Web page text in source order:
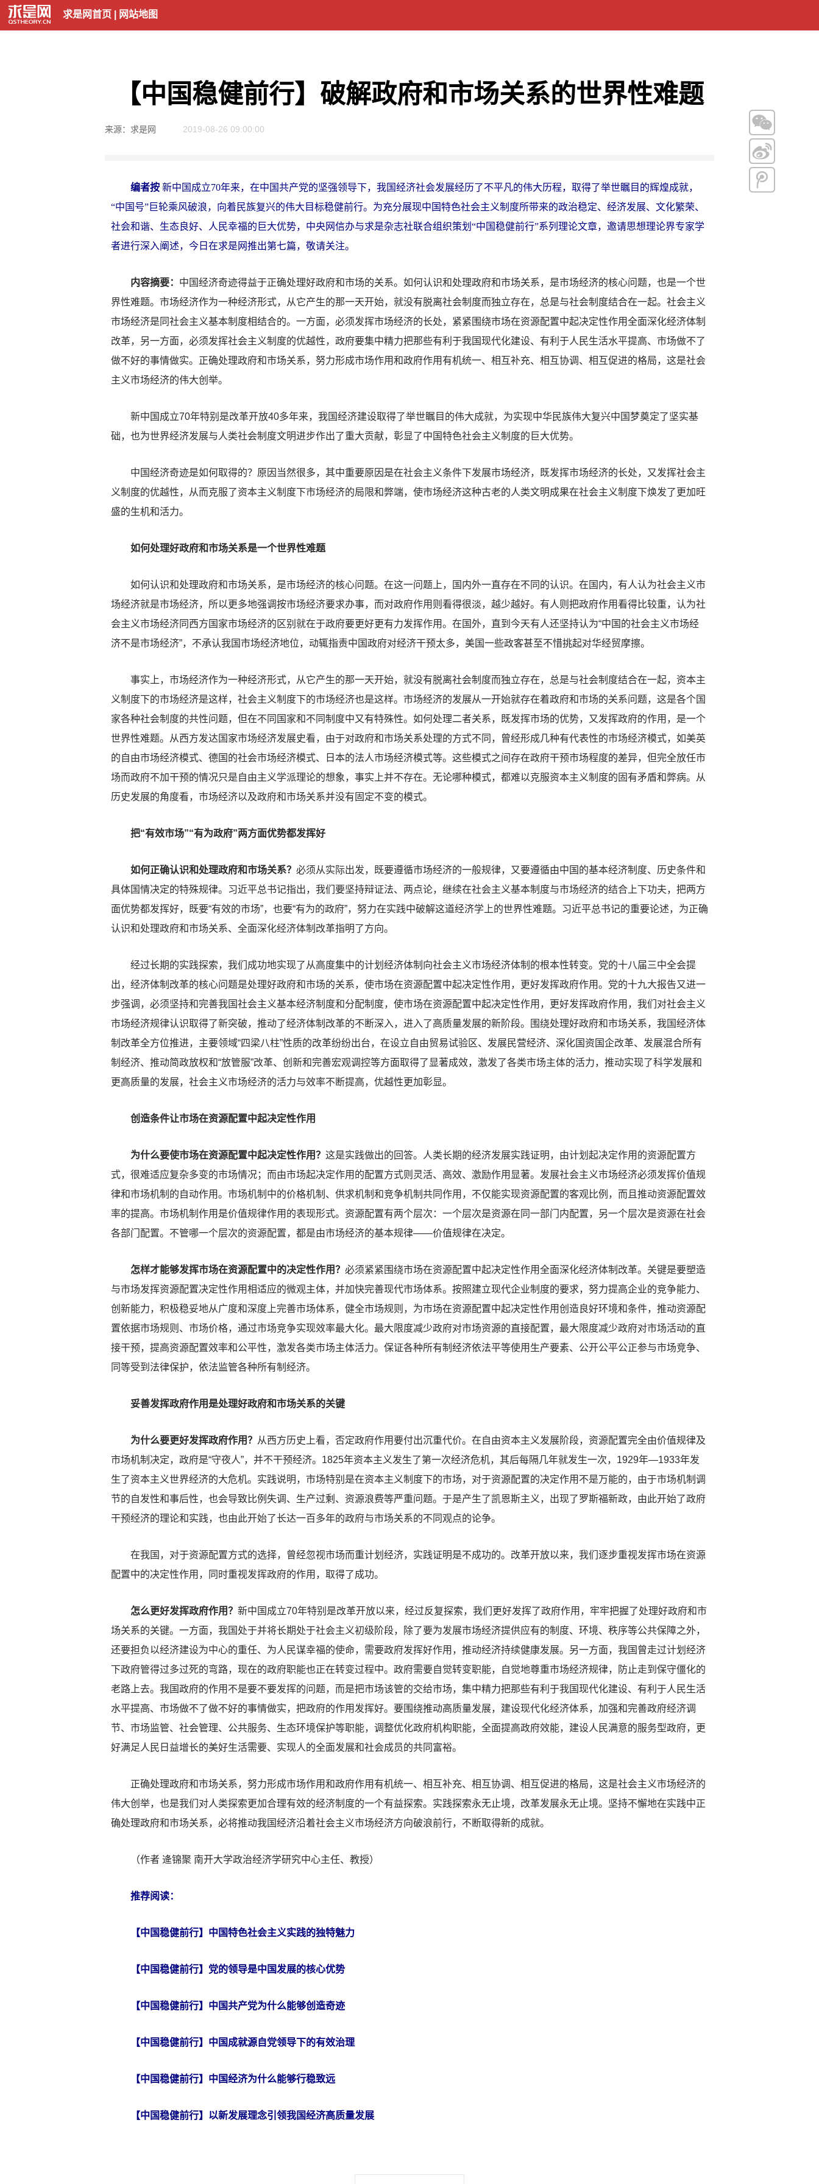
求是网首页 网站地图
【中国稳健前行】破解政府和市场关系的世界性难题
来源：求是网 2019-08-26 09:00:00
编者按 新中国成立70年来，在中国共产党的坚强领导下，我国经济社会发展经历了不平凡的伟大历程，取得了举世瞩目的辉煌成就，
“中国号”巨轮乘风破浪，向着民族复兴的伟大目标稳健前行。为充分展现中国特色社会主义制度所带来的政治稳定、经济发展、文化繁荣、
社会和谐、生态良好、人民幸福的巨大优势，中央网信办与求是杂志社联合组织策划“中国稳健前行”系列理论文章，邀请思想理论界专家学
者进行深入阐述，今日在求是网推出第七篇，敬请关注。
内容摘要： 中国经济奇迹得益于正确处理好政府和市场的关系。如何认识和处理政府和市场关系，是市场经济的核心问题，也是一个世
界性难题。市场经济作为一种经济形式，从它产生的那一天开始，就没有脱离社会制度而独立存在，总是与社会制度结合在一起。社会主义
市场经济是同社会主义基本制度相结合的。一方面，必须发挥市场经济的长处，紧紧围绕市场在资源配置中起决定性作用全面深化经济体制
改革，另一方面，必须发挥社会主义制度的优越性，政府要集中精力把那些有利于我国现代化建设、有利于人民生活水平提高、市场做不了
做不好的事情做实。正确处理政府和市场关系，努力形成市场作用和政府作用有机统一、相互补充、相互协调、相互促进的格局，这是社会
主义市场经济的伟大创举。
新中国成立70年特别是改革开放40多年来，我国经济建设取得了举世瞩目的伟大成就，为实现中华民族伟大复兴中国梦奠定了坚实基
础，也为世界经济发展与人类社会制度文明进步作出了重大贡献，彰显了中国特色社会主义制度的巨大优势。
中国经济奇迹是如何取得的？原因当然很多，其中重要原因是在社会主义条件下发展市场经济，既发挥市场经济的长处，又发挥社会主
义制度的优越性，从而克服了资本主义制度下市场经济的局限和弊端，使市场经济这种古老的人类文明成果在社会主义制度下焕发了更加旺
盛的生机和活力。
如何处理好政府和市场关系是一个世界性难题
如何认识和处理政府和市场关系，是市场经济的核心问题。在这一问题上，国内外一直存在不同的认识。在国内，有人认为社会主义市
场经济就是市场经济，所以更多地强调按市场经济要求办事，而对政府作用则看得很淡，越少越好。有人则把政府作用看得比较重，认为社
会主义市场经济同西方国家市场经济的区别就在于政府要更好更有力发挥作用。在国外，直到今天有人还坚持认为“中国的社会主义市场经
济不是市场经济”，不承认我国市场经济地位，动辄指责中国政府对经济干预太多，美国一些政客甚至不惜挑起对华经贸摩擦。
事实上，市场经济作为一种经济形式，从它产生的那一天开始，就没有脱离社会制度而独立存在，总是与社会制度结合在一起，资本主
义制度下的市场经济是这样，社会主义制度下的市场经济也是这样。市场经济的发展从一开始就存在着政府和市场的关系问题，这是各个国
家各种社会制度的共性问题，但在不同国家和不同制度中又有特殊性。如何处理二者关系，既发挥市场的优势，又发挥政府的作用，是一个
世界性难题。从西方发达国家市场经济发展史看，由于对政府和市场关系处理的方式不同，曾经形成几种有代表性的市场经济模式，如美英
的自由市场经济模式、德国的社会市场经济模式、日本的法人市场经济模式等。这些模式之间存在政府干预市场程度的差异，但完全放任市
场而政府不加干预的情况只是自由主义学派理论的想象，事实上并不存在。无论哪种模式，都难以克服资本主义制度的固有矛盾和弊病。从
历史发展的角度看，市场经济以及政府和市场关系并没有固定不变的模式。
把“有效市场”“有为政府”两方面优势都发挥好
如何正确认识和处理政府和市场关系？ 必须从实际出发，既要遵循市场经济的一般规律，又要遵循由中国的基本经济制度、历史条件和
具体国情决定的特殊规律。习近平总书记指出，我们要坚持辩证法、两点论，继续在社会主义基本制度与市场经济的结合上下功夫，把两方
面优势都发挥好，既要“有效的市场”，也要“有为的政府”，努力在实践中破解这道经济学上的世界性难题。习近平总书记的重要论述，为正确
认识和处理政府和市场关系、全面深化经济体制改革指明了方向。
经过长期的实践探索，我们成功地实现了从高度集中的计划经济体制向社会主义市场经济体制的根本性转变。党的十八届三中全会提
出，经济体制改革的核心问题是处理好政府和市场的关系，使市场在资源配置中起决定性作用，更好发挥政府作用。党的十九大报告又进一
步强调，必须坚持和完善我国社会主义基本经济制度和分配制度，使市场在资源配置中起决定性作用，更好发挥政府作用，我们对社会主义
市场经济规律认识取得了新突破，推动了经济体制改革的不断深入，进入了高质量发展的新阶段。围绕处理好政府和市场关系，我国经济体
制改革全方位推进，主要领域“四梁八柱”性质的改革纷纷出台，在设立自由贸易试验区、发展民营经济、深化国资国企改革、发展混合所有
制经济、推动简政放权和“放管服”改革、创新和完善宏观调控等方面取得了显著成效，激发了各类市场主体的活力，推动实现了科学发展和
更高质量的发展，社会主义市场经济的活力与效率不断提高，优越性更加彰显。
创造条件让市场在资源配置中起决定性作用
为什么要使市场在资源配置中起决定性作用？ 这是实践做出的回答。人类长期的经济发展实践证明，由计划起决定作用的资源配置方
式，很难适应复杂多变的市场情况；而由市场起决定作用的配置方式则灵活、高效、激励作用显著。发展社会主义市场经济必须发挥价值规
律和市场机制的自动作用。市场机制中的价格机制、供求机制和竞争机制共同作用，不仅能实现资源配置的客观比例，而且推动资源配置效
率的提高。市场机制作用是价值规律作用的表现形式。资源配置有两个层次：一个层次是资源在同一部门内配置，另一个层次是资源在社会
各部门配置。不管哪一个层次的资源配置，都是由市场经济的基本规律——价值规律在决定。
怎样才能够发挥市场在资源配置中的决定性作用？ 必须紧紧围绕市场在资源配置中起决定性作用全面深化经济体制改革。关键是要塑造
与市场发挥资源配置决定性作用相适应的微观主体，并加快完善现代市场体系。按照建立现代企业制度的要求，努力提高企业的竞争能力、
创新能力，积极稳妥地从广度和深度上完善市场体系，健全市场规则，为市场在资源配置中起决定性作用创造良好环境和条件，推动资源配
置依据市场规则、市场价格，通过市场竞争实现效率最大化。最大限度减少政府对市场资源的直接配置，最大限度减少政府对市场活动的直
接干预，提高资源配置效率和公平性，激发各类市场主体活力。保证各种所有制经济依法平等使用生产要素、公开公平公正参与市场竞争、
同等受到法律保护，依法监管各种所有制经济。
妥善发挥政府作用是处理好政府和市场关系的关键
为什么要更好发挥政府作用？ 从西方历史上看，否定政府作用要付出沉重代价。在自由资本主义发展阶段，资源配置完全由价值规律及
市场机制决定，政府是“守夜人”，并不干预经济。1825年资本主义发生了第一次经济危机，其后每隔几年就发生一次，1929年—1933年发
生了资本主义世界经济的大危机。实践说明，市场特别是在资本主义制度下的市场，对于资源配置的决定作用不是万能的，由于市场机制调
节的自发性和事后性，也会导致比例失调、生产过剩、资源浪费等严重问题。于是产生了凯恩斯主义，出现了罗斯福新政，由此开始了政府
干预经济的理论和实践，也由此开始了长达一百多年的政府与市场关系的不同观点的论争。
在我国，对于资源配置方式的选择，曾经忽视市场而重计划经济，实践证明是不成功的。改革开放以来，我们逐步重视发挥市场在资源
配置中的决定性作用，同时重视发挥政府的作用，取得了成功。
怎么更好发挥政府作用？ 新中国成立70年特别是改革开放以来，经过反复探索，我们更好发挥了政府作用，牢牢把握了处理好政府和市
场关系的关键。一方面，我国处于并将长期处于社会主义初级阶段，除了要为发展市场经济提供应有的制度、环境、秩序等公共保障之外，
还要担负以经济建设为中心的重任、为人民谋幸福的使命，需要政府发挥好作用，推动经济持续健康发展。另一方面，我国曾走过计划经济
下政府管得过多过死的弯路，现在的政府职能也正在转变过程中。政府需要自觉转变职能，自觉地尊重市场经济规律，防止走到保守僵化的
老路上去。我国政府的作用不是要不要发挥的问题，而是把市场该管的交给市场，集中精力把那些有利于我国现代化建设、有利于人民生活
水平提高、市场做不了做不好的事情做实，把政府的作用发挥好。要围绕推动高质量发展，建设现代化经济体系，加强和完善政府经济调
节、市场监管、社会管理、公共服务、生态环境保护等职能，调整优化政府机构职能，全面提高政府效能，建设人民满意的服务型政府，更
好满足人民日益增长的美好生活需要、实现人的全面发展和社会成员的共同富裕。
正确处理政府和市场关系，努力形成市场作用和政府作用有机统一、相互补充、相互协调、相互促进的格局，这是社会主义市场经济的
伟大创举，也是我们对人类探索更加合理有效的经济制度的一个有益探索。实践探索永无止境，改革发展永无止境。坚持不懈地在实践中正
确处理政府和市场关系，必将推动我国经济沿着社会主义市场经济方向破浪前行，不断取得新的成就。
（作者 逄锦聚 南开大学政治经济学研究中心主任、教授）
推荐阅读：
【中国稳健前行】中国特色社会主义实践的独特魅力
【中国稳健前行】党的领导是中国发展的核心优势
【中国稳健前行】中国共产党为什么能够创造奇迹
【中国稳健前行】中国成就源自党领导下的有效治理
【中国稳健前行】中国经济为什么能够行稳致远
【中国稳健前行】以新发展理念引领我国经济高质量发展